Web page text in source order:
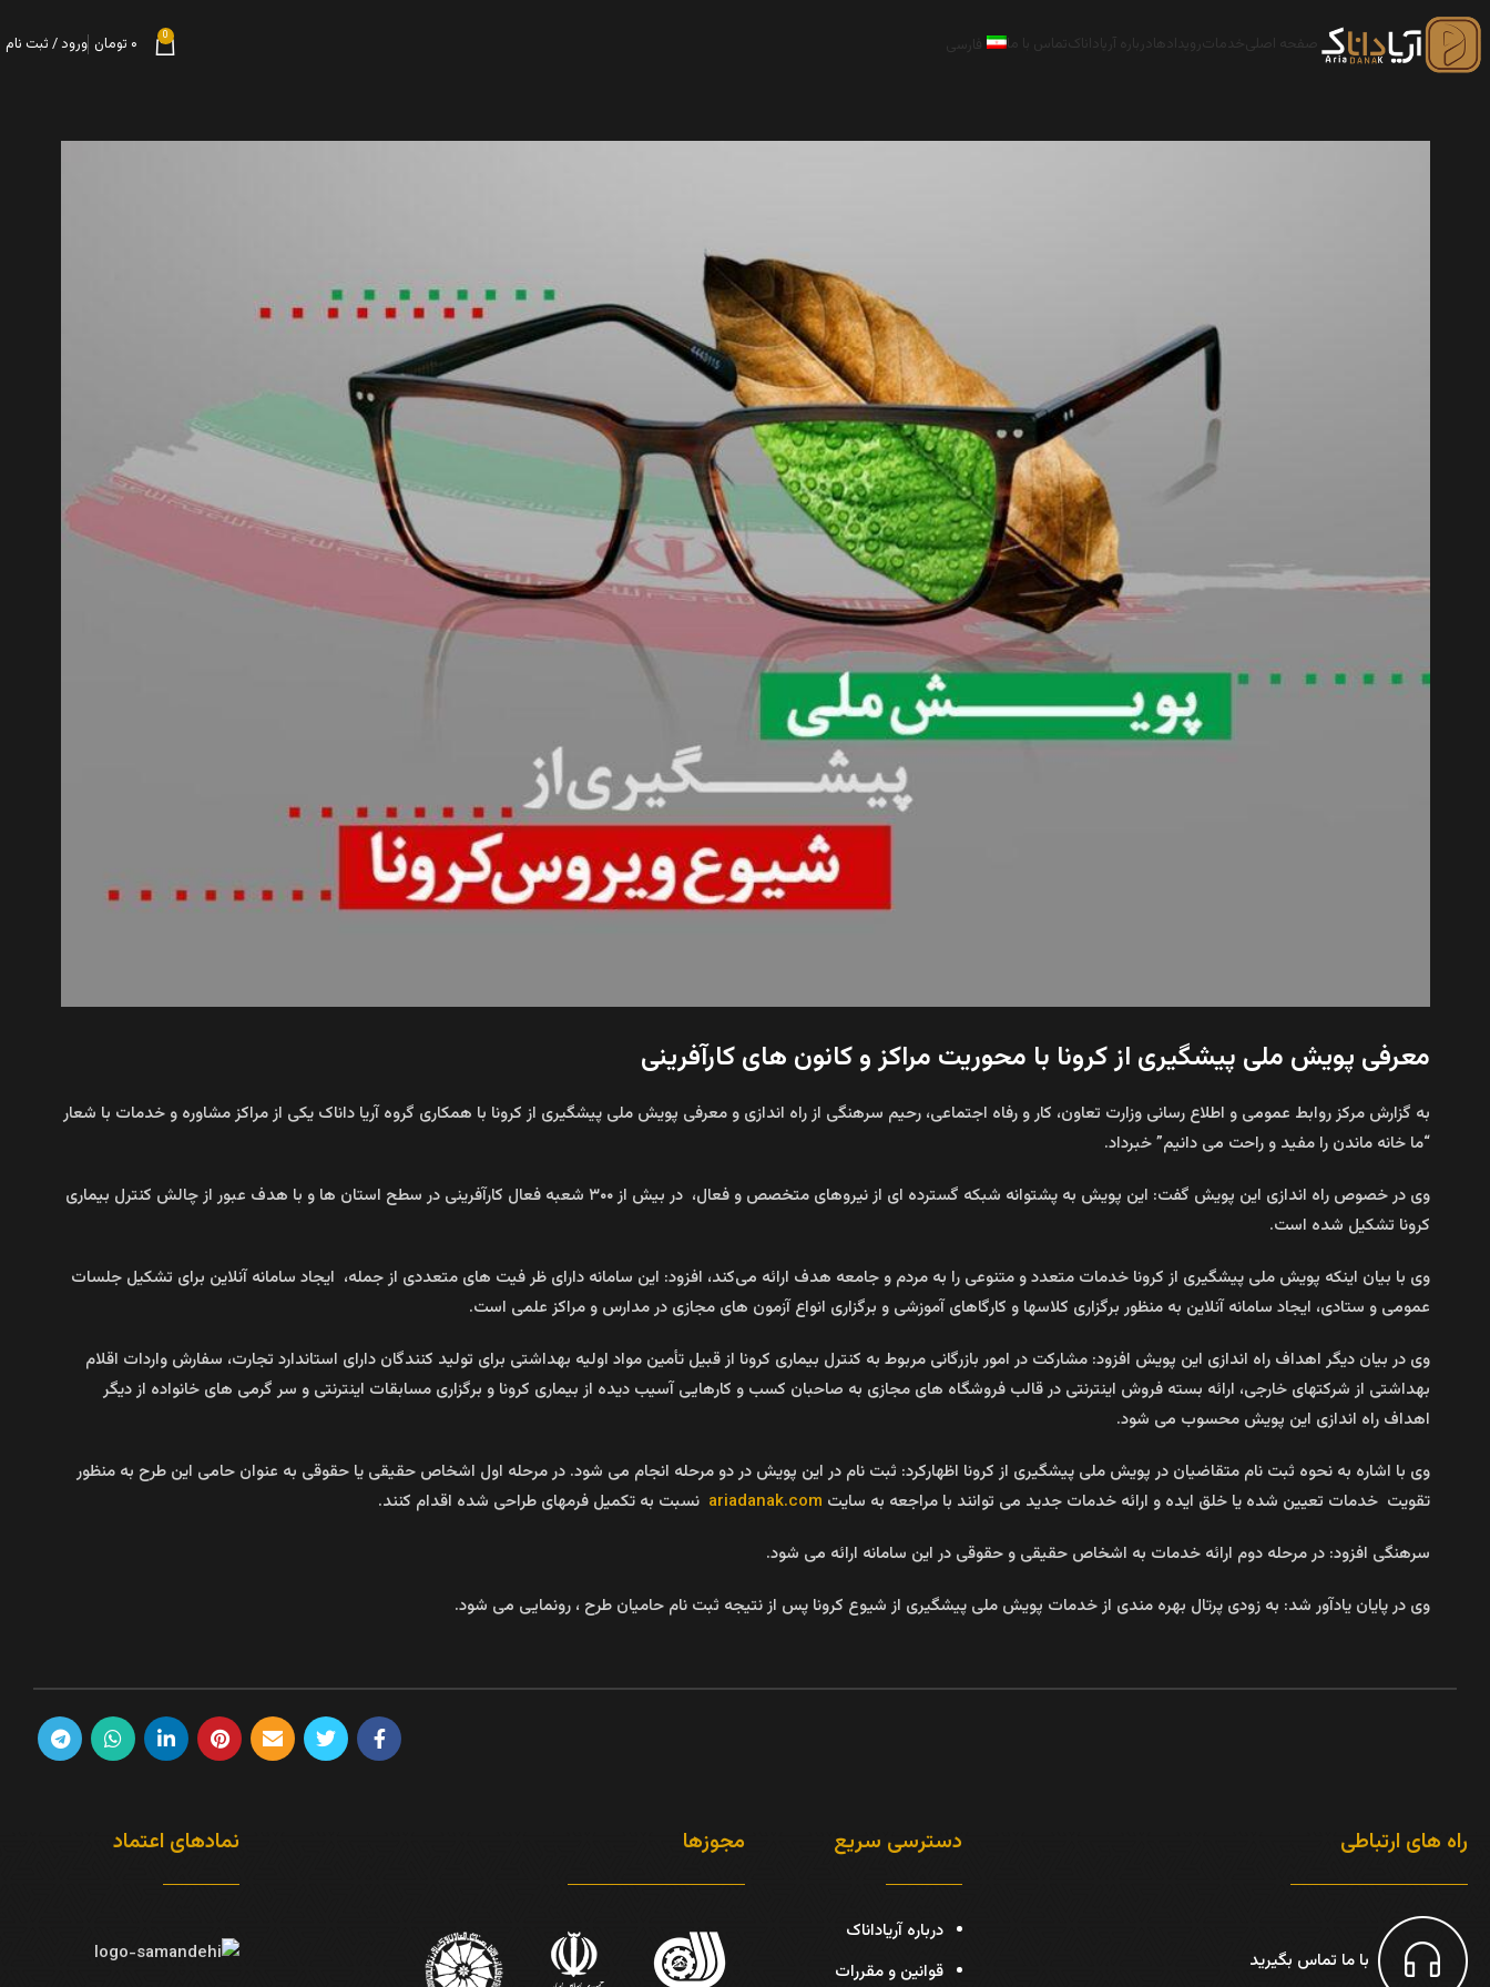
صفحه اصلی خدمات رویدادها درباره آریاداناکتماس با ما فارسی 0 ۰ تومان ورود / ثبت نام
معرفی پویش ملی پیشگیری از کرونا با محوریت مراکز و کانون های کارآفرینی
به گزارش مرکز روابط عمومی و اطلاع رسانی وزارت تعاون، کار و رفاه اجتماعی، رحیم سرهنگی از راه اندازی و معرفی پویش ملی پیشگیری از کرونا با همکاری گروه آریا داناک یکی از مراکز مشاوره و خدمات با شعار
“ما خانه ماندن را مفید و راحت می دانیم” خبرداد.
وی در خصوص راه اندازی این پویش گفت: این پویش به پشتوانه شبکه گسترده ای از نیروهای متخصص و فعال، در بیش از ۳۰۰ شعبه فعال کارآفرینی در سطح استان ها و با هدف عبور از چالش کنترل بیماری
کرونا تشکیل شده است.
وی با بیان اینکه پویش ملی پیشگیری از کرونا خدمات متعدد و متنوعی را به مردم و جامعه هدف ارائه می‌کند، افزود: این سامانه دارای ظر فیت های متعددی از جمله، ایجاد سامانه آنلاین برای تشکیل جلسات
عمومی و ستادی، ایجاد سامانه آنلاین به منظور برگزاری کلاسها و کارگاهای آموزشی و برگزاری انواع آزمون های مجازی در مدارس و مراکز علمی است.
وی در بیان دیگر اهداف راه اندازی این پویش افزود: مشارکت در امور بازرگانی مربوط به کنترل بیماری کرونا از قبیل تأمین مواد اولیه بهداشتی برای تولید کنندگان دارای استاندارد تجارت، سفارش واردات اقلام
بهداشتی از شرکتهای خارجی، ارائه بسته فروش اینترنتی در قالب فروشگاه های مجازی به صاحبان کسب و کارهایی آسیب دیده از بیماری کرونا و برگزاری مسابقات اینترنتی و سر گرمی های خانواده از دیگر
اهداف راه اندازی این پویش محسوب می شود.
وی با اشاره به نحوه ثبت نام متقاضیان در پویش ملی پیشگیری از کرونا اظهارکرد: ثبت نام در این پویش در دو مرحله انجام می شود. در مرحله اول اشخاص حقیقی یا حقوقی به عنوان حامی این طرح به منظور
تقویت خدمات تعیین شده یا خلق ایده و ارائه خدمات جدید می توانند با مراجعه به سایت
نسبت به تکمیل فرمهای طراحی شده اقدام کنند.
سرهنگی افزود: در مرحله دوم ارائه خدمات به اشخاص حقیقی و حقوقی در این سامانه ارائه می شود.
وی در پایان یادآور شد: به زودی پرتال بهره مندی از خدمات پویش ملی پیشگیری از شیوع کرونا پس از نتیجه ثبت نام حامیان طرح ، رونمایی می شود.
راه های ارتباطی
با ما تماس بگیرید
دسترسی سریع
درباره آریاداناک
قوانین و مقررات
مجوزها نمادهای اعتماد